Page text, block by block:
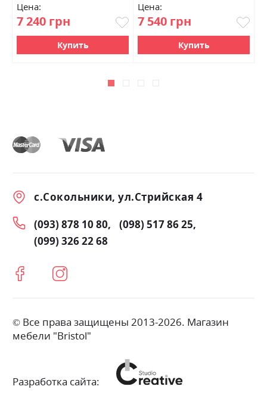
Цена:
7 240 грн
Купить
Цена:
7 540 грн
Купить
с.Сокольники, ул.Стрийская 4
(093) 878 10 80
(098) 517 86 25
(099) 326 22 68
© Все права защищены 2013-2026. Магазин
мебели "Bristol"
Разработка сайта: